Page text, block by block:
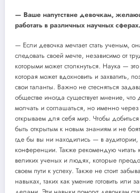
— Ваше напутствие девочкам,
работать в различных научных сферах.
— Если девочка мечтает стать ученым,
следовать своей мечте, независимо от
которыми может столкнуться. Наука —
которая может вдохновить и захватить,
свои таланты. Важно не стесняться
обществе иногда существует мнение,
молчать и соглашаться, но именно
открываем для себя мир. Чтобы
быть открытым к новым знаниям и не
где бы вы ни находились — в
конференции. Также рекомендую читать
великих ученых и людях, которые
своем пути к успеху. Также не стоит
навыках, таких как умение готовить или